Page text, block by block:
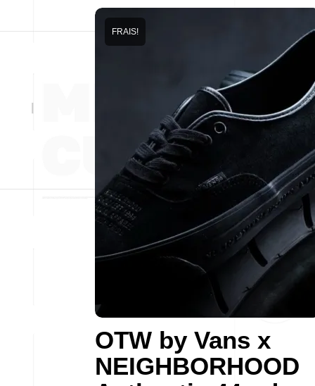
OTW by Vans x
NEIGHBORHOOD
FRAIS!